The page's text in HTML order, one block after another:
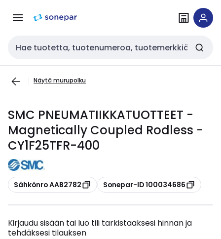
navigointiinsisältöön
Haku
Näytä murupolku
SMC PNEUMATIIKKATUOTTEET -
Magnetically Coupled Rodless -
CY1F25TFR-400
Kopioi
Sähkönro AAB2782 Kopioi
Sonepar-ID 100034686
Kirjaudu sisään tai luo tili tarkistaaksesi hinnan ja
tehdäksesi tilauksen